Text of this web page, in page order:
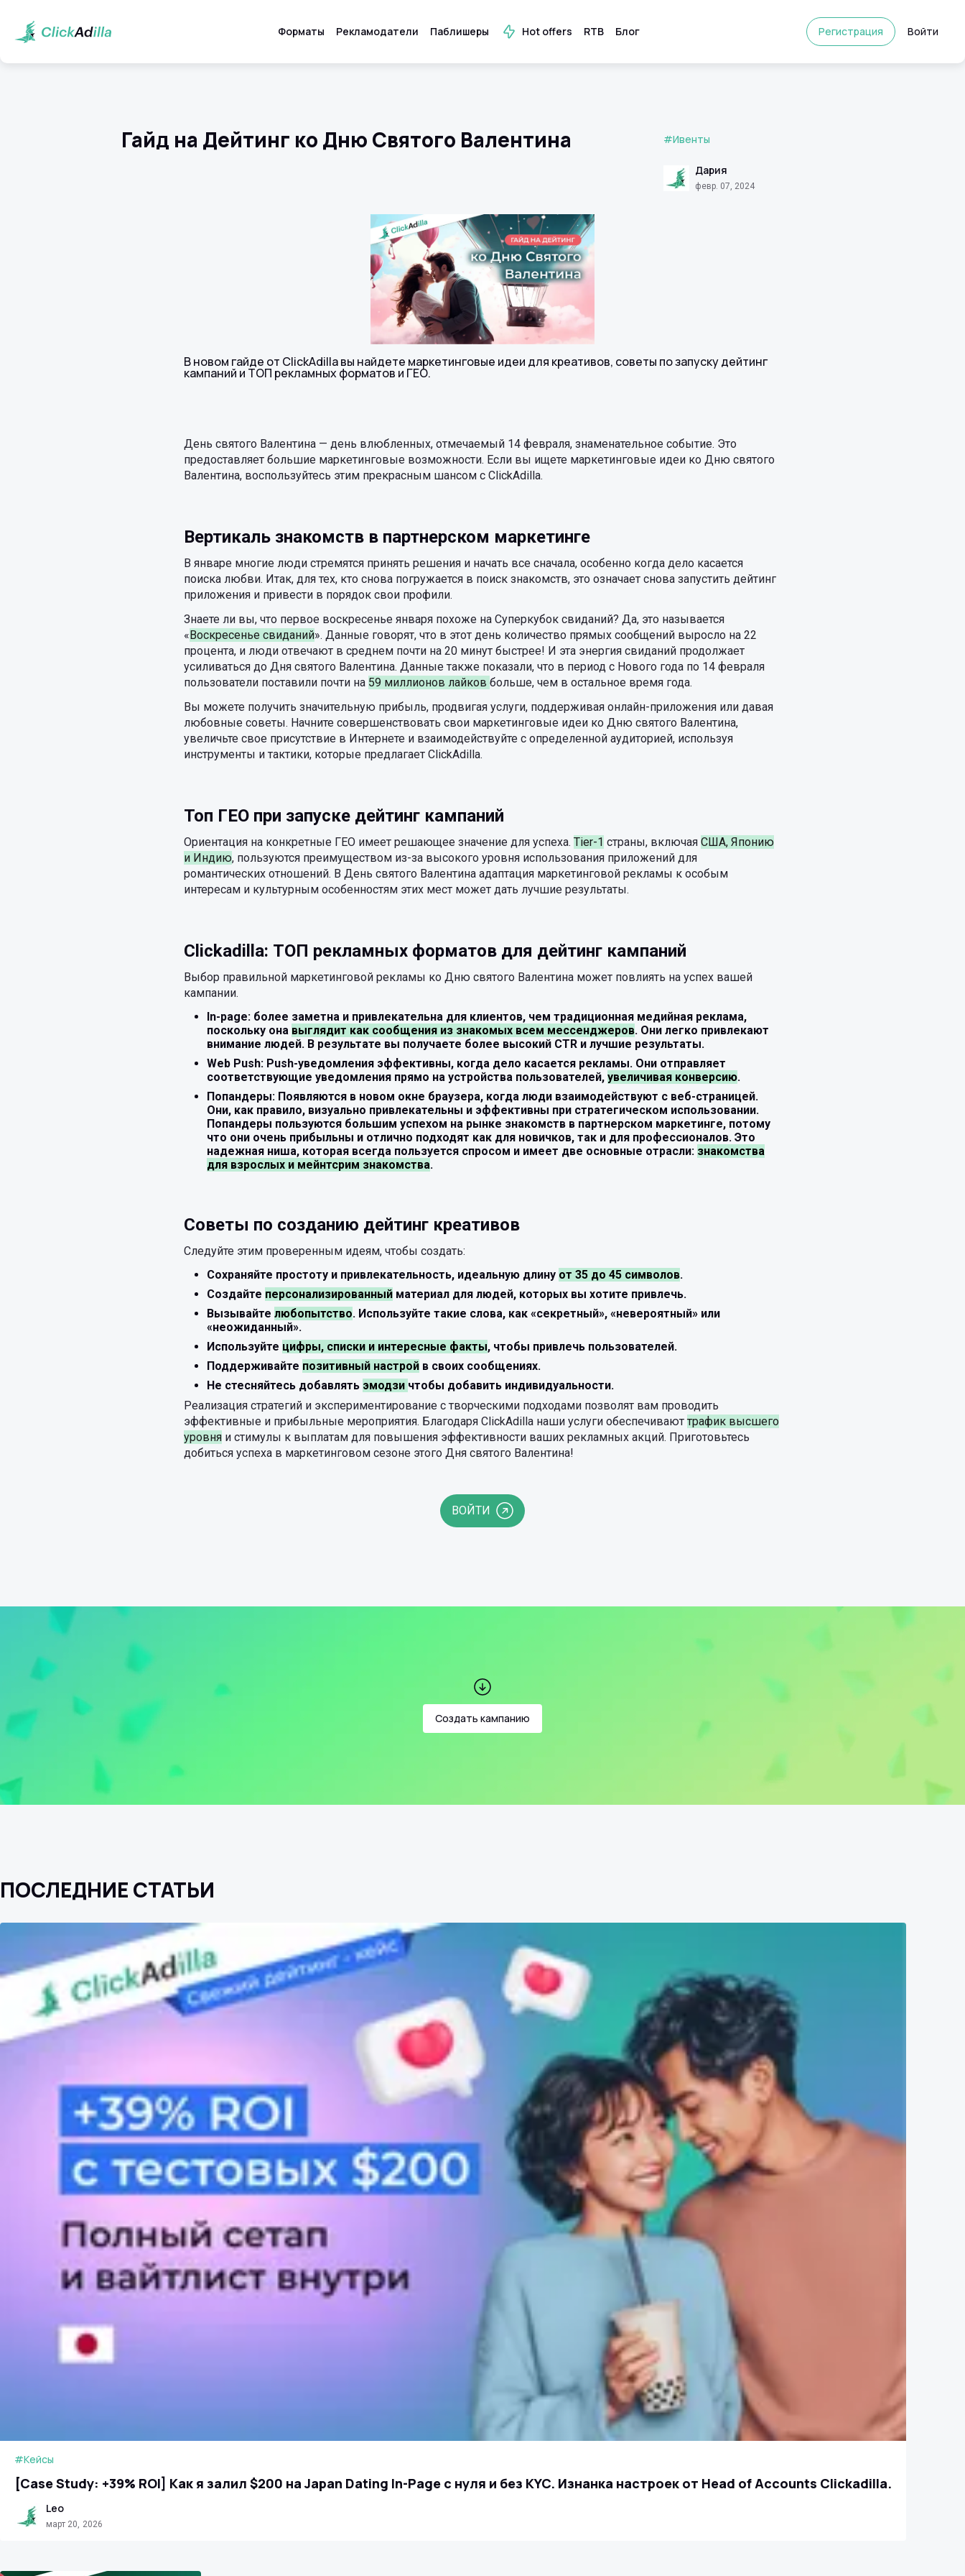
Форматы Рекламодатели Паблишеры Hot offers RTB Блог Регистрация Войти
Гайд на Дейтинг ко Дню Святого Валентина #Ивенты
Дария
февр. 07, 2024
В новом гайде от ClickAdilla вы найдете маркетинговые идеи для креативов, советы по запуску дейтинг
кампаний и ТОП рекламных форматов и ГЕО.
День святого Валентина — день влюбленных, отмечаемый 14 февраля, знаменательное событие. Это
предоставляет большие маркетинговые возможности. Если вы ищете маркетинговые идеи ко Дню святого
Валентина, воспользуйтесь этим прекрасным шансом с ClickAdilla.
Вертикаль знакомств в партнерском маркетинге
В январе многие люди стремятся принять решения и начать все сначала, особенно когда дело касается
поиска любви. Итак, для тех, кто снова погружается в поиск знакомств, это означает снова запустить дейтинг
приложения и привести в порядок свои профили.
Знаете ли вы, что первое воскресенье января похоже на Суперкубок свиданий? Да, это называется
«Воскресенье свиданий». Данные говорят, что в этот день количество прямых сообщений выросло на 22
процента, и люди отвечают в среднем почти на 20 минут быстрее! И эта энергия свиданий продолжает
усиливаться до Дня святого Валентина. Данные также показали, что в период с Нового года по 14 февраля
пользователи поставили почти на 59 миллионов лайков больше, чем в остальное время года.
Вы можете получить значительную прибыль, продвигая услуги, поддерживая онлайн-приложения или давая
любовные советы. Начните совершенствовать свои маркетинговые идеи ко Дню святого Валентина,
увеличьте свое присутствие в Интернете и взаимодействуйте с определенной аудиторией, используя
инструменты и тактики, которые предлагает ClickAdilla.
Топ ГЕО при запуске дейтинг кампаний
Ориентация на конкретные ГЕО имеет решающее значение для успеха. Tier-1 страны, включая США, Японию
и Индию, пользуются преимуществом из-за высокого уровня использования приложений для
романтических отношений. В День святого Валентина адаптация маркетинговой рекламы к особым
интересам и культурным особенностям этих мест может дать лучшие результаты.
Clickadilla: ТОП рекламных форматов для дейтинг кампаний
Выбор правильной маркетинговой рекламы ко Дню святого Валентина может повлиять на успех вашей
кампании.
In-page: более заметна и привлекательна для клиентов, чем традиционная медийная реклама,
поскольку она выглядит как сообщения из знакомых всем мессенджеров. Они легко привлекают
внимание людей. В результате вы получаете более высокий CTR и лучшие результаты.
Web Push: Push-уведомления эффективны, когда дело касается рекламы. Они отправляет
соответствующие уведомления прямо на устройства пользователей, увеличивая конверсию.
Попандеры: Появляются в новом окне браузера, когда люди взаимодействуют с веб-страницей.
Они, как правило, визуально привлекательны и эффективны при стратегическом использовании.
Попандеры пользуются большим успехом на рынке знакомств в партнерском маркетинге, потому
что они очень прибыльны и отлично подходят как для новичков, так и для профессионалов. Это
надежная ниша, которая всегда пользуется спросом и имеет две основные отрасли: знакомства
для взрослых и мейнтсрим знакомства.
Советы по созданию дейтинг креативов
Следуйте этим проверенным идеям, чтобы создать:
Сохраняйте простоту и привлекательность, идеальную длину от 35 до 45 символов.
Создайте персонализированный материал для людей, которых вы хотите привлечь.
Вызывайте любопытство. Используйте такие слова, как «секретный», «невероятный» или
«неожиданный».
Используйте цифры, списки и интересные факты, чтобы привлечь пользователей.
Поддерживайте позитивный настрой в своих сообщениях.
Не стесняйтесь добавлять эмодзи чтобы добавить индивидуальности.
Реализация стратегий и экспериментирование с творческими подходами позволят вам проводить
эффективные и прибыльные мероприятия. Благодаря ClickAdilla наши услуги обеспечивают трафик высшего
уровня и стимулы к выплатам для повышения эффективности ваших рекламных акций. Приготовьтесь
добиться успеха в маркетинговом сезоне этого Дня святого Валентина!
ВОЙТИ
Создать кампанию
ПОСЛЕДНИЕ СТАТЬИ
#Кейсы
[Case Study: +39% ROI] Как я залил $200 на Japan Dating In-Page с нуля и без KYC. Изнанка настроек от Head of Accounts Clickadilla.
Leo
март 20, 2026